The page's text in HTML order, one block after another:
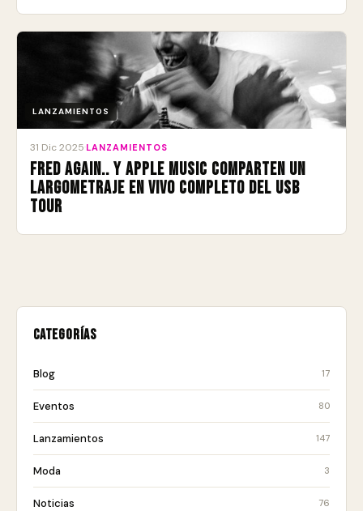
LANZAMIENTOS
31 Dic 2025 LANZAMIENTOS
Fred again.. y Apple Music comparten un
largometraje en vivo completo del USB
Tour
Categorías
Blog 17
Eventos 80
Lanzamientos 147
Moda 3
Noticias 76